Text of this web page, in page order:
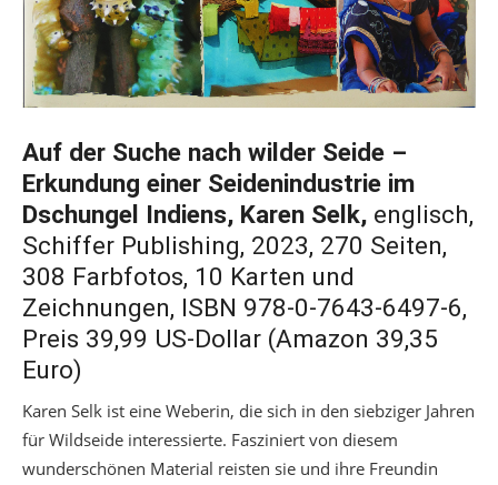
Auf der Suche nach wilder Seide –
Erkundung einer Seidenindustrie im
Dschungel Indiens, Karen Selk, englisch,
Schiffer Publishing, 2023, 270 Seiten,
308 Farbfotos, 10 Karten und
Zeichnungen, ISBN 978-0-7643-6497-6,
Preis 39,99 US-Dollar (Amazon 39,35
Euro)
Karen Selk ist eine Weberin, die sich in den siebziger Jahren
für Wildseide interessierte. Fasziniert von diesem
wunderschönen Material reisten sie und ihre Freundin